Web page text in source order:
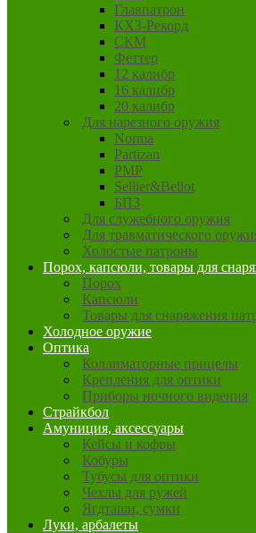
Главпатрон
КХЗ-Рекорд
СКМ
Феттер
12 калибр
16 калибр
20 калибр
Для нарезного оружия
Norma
Partizan
PMP
Sellier&Bellot
БПЗ
Для служебного оружия
Для травматического
Холостые патроны
Порох, капсюли, товары для
Порох
Капсюли
Товары для снаряжения
Холодное оружие
Оптика
Коллиматорные прицелы
Крепления для оптики
Приборы ночного видения
Страйкбол
Амуниция, аксессуары
Кейсы и кофры
Кобуры
Тубусы для оптики
Чехлы для ружей
Ягдташи, сумки
Луки, арбалеты